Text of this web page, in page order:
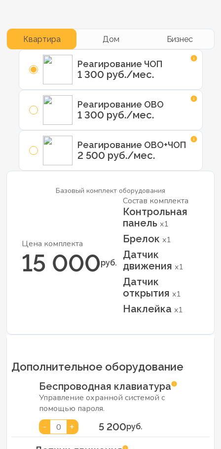
Квартира Дом Бизнес
Реагирование ЧОП
1 300 руб./мес.
Реагирование ОВО
1 300 руб./мес.
Реагирование ОВО+ЧОП
2 500 руб./мес.
Базовый комплект оборудования
Состав комплекта
Контрольная
панельx1
Брелокx1
Датчик
движенияx1
Датчик
открытияx1
Наклейкаx1
Цена комплекта
15 000руб.
Дополнительное оборудование
Беспроводная клавиатура
Управление охранной системой с
помощью пароля.
-
0 + 5 200руб.